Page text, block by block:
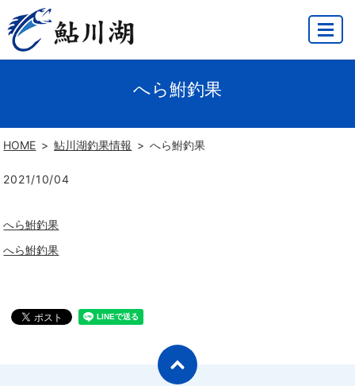
MENU
へら鮒釣果
HOME 鮎川湖釣果情報 へら鮒釣果
2021/10/04
へら鮒釣果
へら鮒釣果